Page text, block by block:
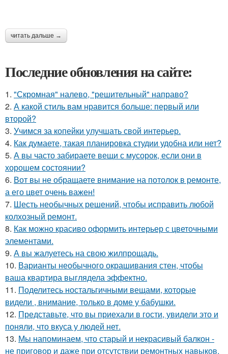
читать дальше →
Последние обновления на сайте:
1. "Скромная" налево, "решительный" направо?
2. А какой стиль вам нравится больше: первый или
второй?
3. Учимся за копейки улучшать свой интерьер.
4. Как думаете, такая планировка студии удобна или нет?
5. А вы часто забираете вещи с мусорок, если они в
хорошем состоянии?
6. Вот вы не обращаете внимание на потолок в ремонте,
а его цвет очень важен!
7. Шесть необычных решений, чтобы исправить любой
колхозный ремонт.
8. Как можно красиво оформить интерьер с цветочными
элементами.
9. А вы жалуетесь на свою жилпрощадь.
10. Варианты необычного окрашивания стен, чтобы
ваша квартира выглядела эффектно.
11. Поделитесь ностальгичными вещами, которые
видели , внимание, только в доме у бабушки.
12. Представьте, что вы приехали в гости, увидели это и
поняли, что вкуса у людей нет.
13. Мы напоминаем, что старый и некрасивый балкон -
не приговор и даже при отсутствии ремонтных навыков,